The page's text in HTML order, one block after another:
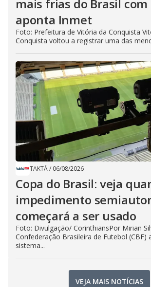
mais frias do Brasil com
aponta Inmet
Foto: Prefeitura de Vitória da Conquista
Conquista voltou a registrar uma das
TAKTÁ/ 06/08/2026
Copa do Brasil: veja
impedimento
começará a ser usado
Foto: Divulgação/ CorinthiansPor Mirian
Confederação Brasileira de Futebol (CBF)
sistema...
VEJA MAIS NOTÍCIAS